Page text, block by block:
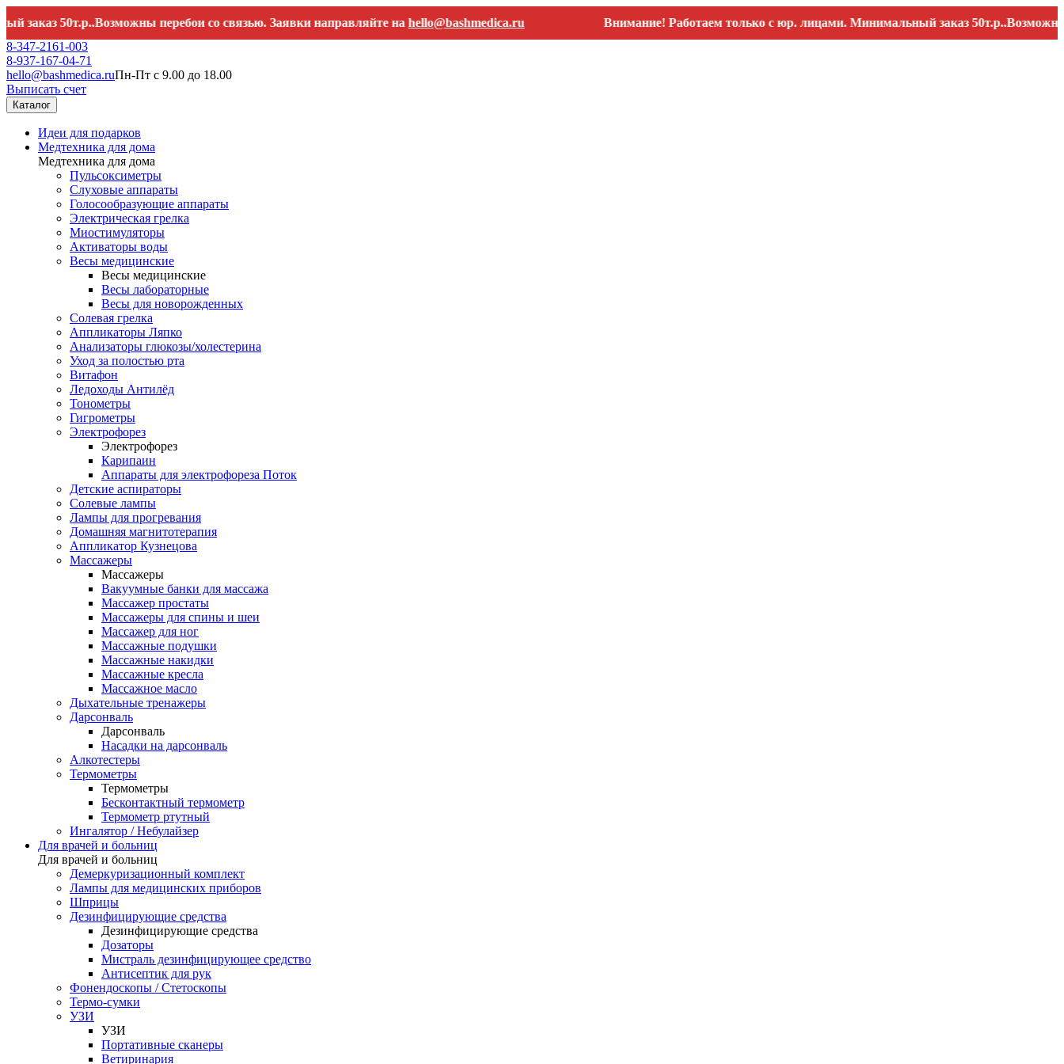
50т.р..Возможны перебои со связью. Заявки направляйте наhello@bashmedica.ru
Внимание! Работаем только с юр. лицами. Минимальный заказ 50т.р..Возможны
8-347-2161-003
8-937-167-04-71
hello@bashmedica.ruПн-Пт с 9.00 до 18.00
Выписать счет
Каталог
Идеи для подарков
Медтехника для дома
Медтехника для дома
Пульсоксиметры
Слуховые аппараты
Голосообразующие аппараты
Электрическая грелка
Миостимуляторы
Активаторы воды
Весы медицинские
Весы медицинские
Весы лабораторные
Весы для новорожденных
Солевая грелка
Аппликаторы Ляпко
Анализаторы глюкозы/холестерина
Уход за полостью рта
Витафон
Ледоходы Антилёд
Тонометры
Гигрометры
Электрофорез
Электрофорез
Карипаин
Аппараты для электрофореза Поток
Детские аспираторы
Солевые лампы
Лампы для прогревания
Домашняя магнитотерапия
Аппликатор Кузнецова
Массажеры
Массажеры
Вакуумные банки для массажа
Массажер простаты
Массажеры для спины и шеи
Массажер для ног
Массажные подушки
Массажные накидки
Массажные кресла
Массажное масло
Дыхательные тренажеры
Дарсонваль
Дарсонваль
Насадки на дарсонваль
Алкотестеры
Термометры
Термометры
Бесконтактный термометр
Термометр ртутный
Ингалятор / Небулайзер
Для врачей и больниц
Для врачей и больниц
Демеркуризационный комплект
Лампы для медицинских приборов
Шприцы
Дезинфицирующие средства
Дезинфицирующие средства
Дозаторы
Мистраль дезинфицирующее средство
Антисептик для рук
Фонендоскопы / Стетоскопы
Термо-сумки
УЗИ
УЗИ
Портативные сканеры
Ветиринария